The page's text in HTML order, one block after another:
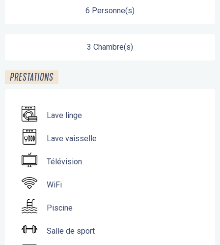
6 Personne(s)
3 Chambre(s)
PRESTATIONS
Lave linge
Lave vaisselle
Télévision
WiFi
Piscine
Salle de sport